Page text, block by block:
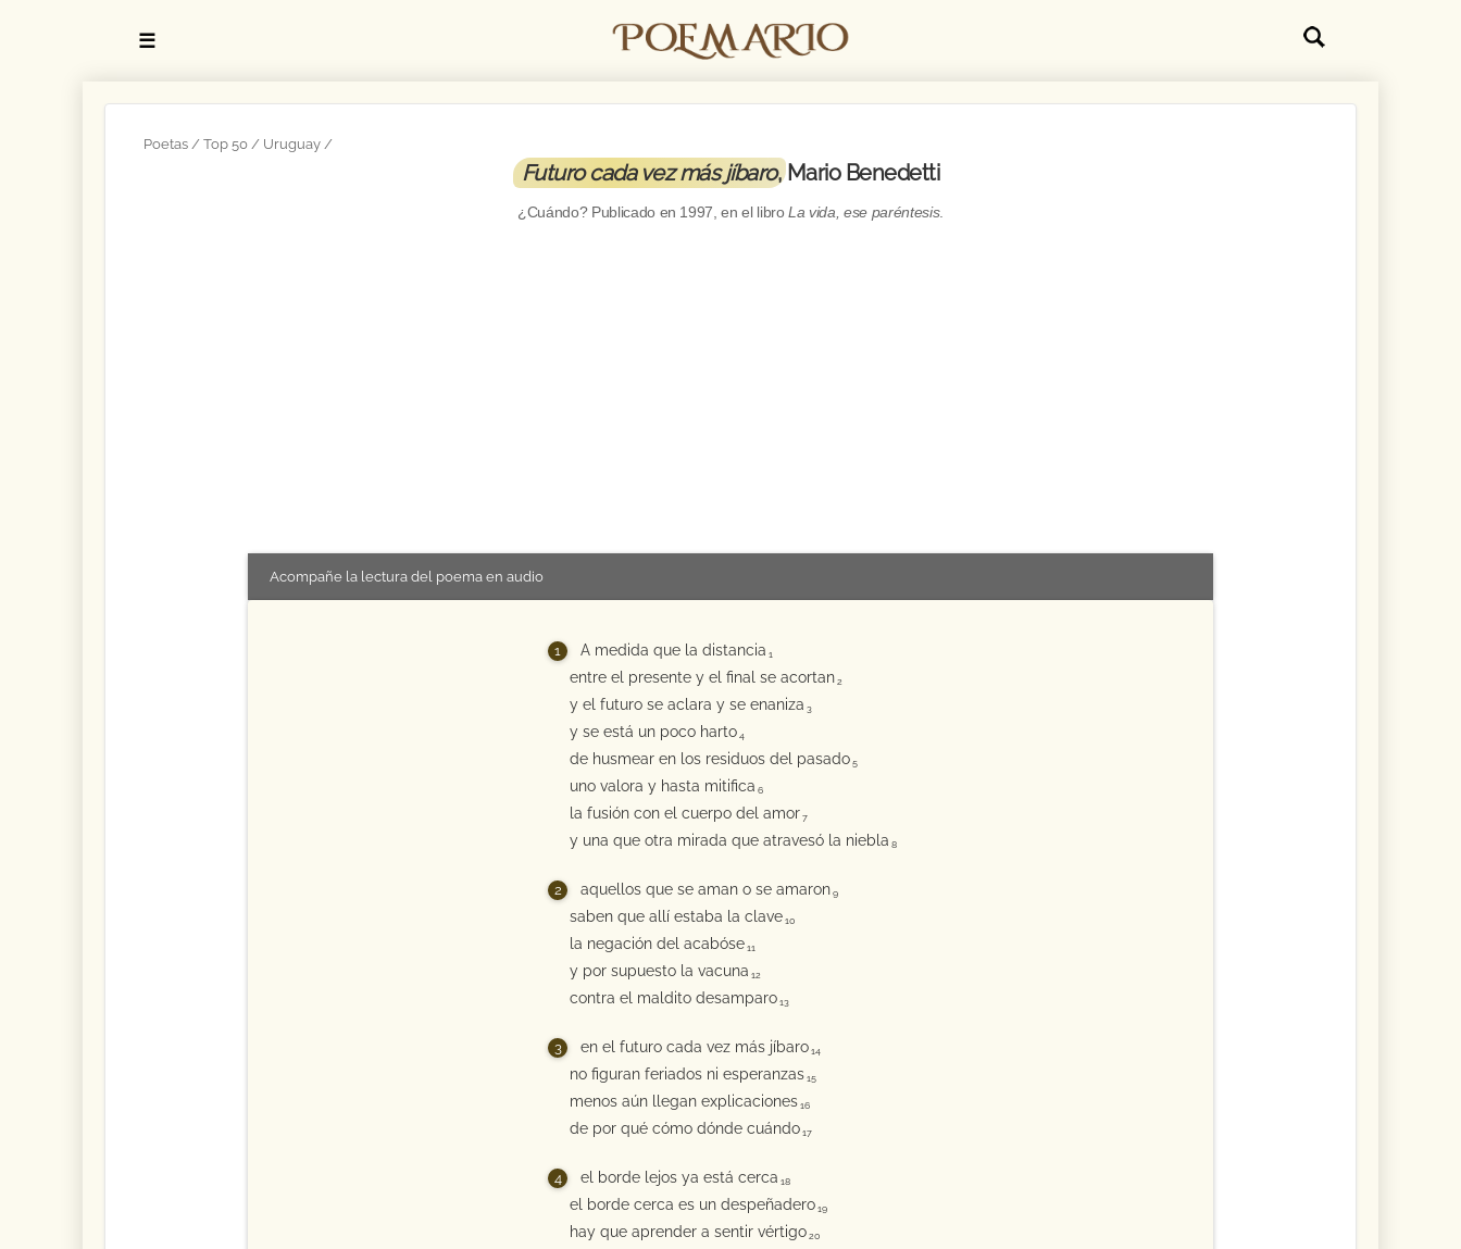
☰
Poetas Top 50 Uruguay
Futuro cada vez más jíbaro, Mario Benedetti
¿Cuándo? Publicado en 1997 , en el libroLa vida, ese paréntesis.
Acompañe la lectura del poema en audio
A medida que la distancia 1
entre el presente y el final se acortan 2
y el futuro se aclara y se enaniza 3
y se está un poco harto 4
de husmear en los residuos del pasado 5
uno valora y hasta mitifica 6
la fusión con el cuerpo del amor 7
y una que otra mirada que atravesó la niebla 8
aquellos que se aman o se amaron 9
saben que allí estaba la clave 10
la negación del acabóse 11
y por supuesto la vacuna 12
contra el maldito desamparo 13
en el futuro cada vez más jíbaro 14
no figuran feriados ni esperanzas 15
menos aún llegan explicaciones 16
de por qué cómo dónde cuándo 17
el borde lejos ya está cerca 18
el borde cerca es un despeñadero 19
hay que aprender a sentir vértigo 20